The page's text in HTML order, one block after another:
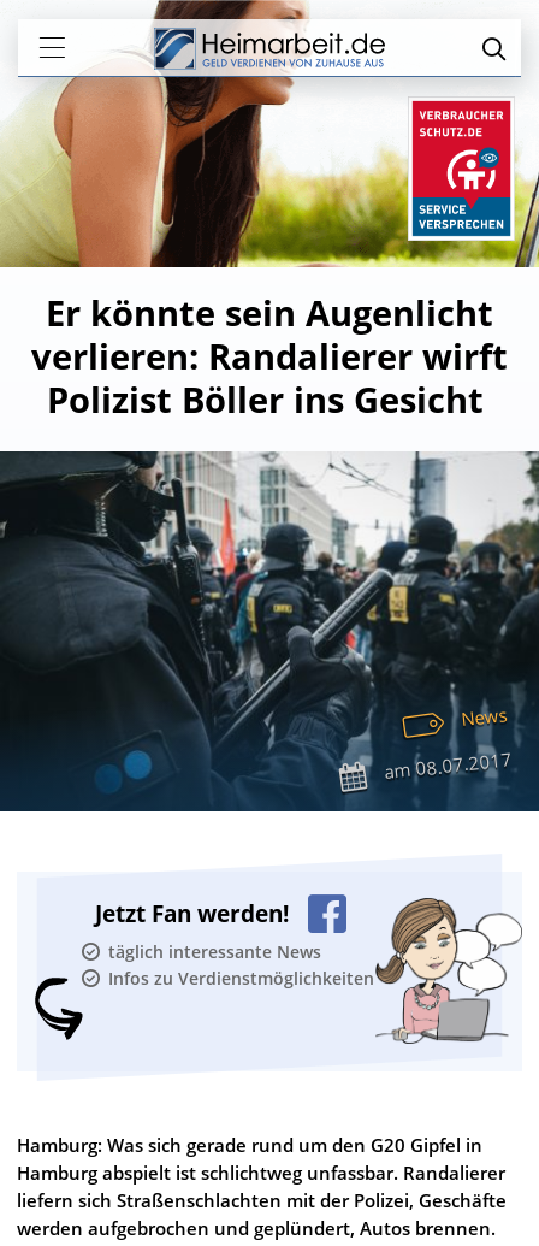
Er könnte sein Augenlicht
verlieren: Randalierer wirft
Polizist Böller ins Gesicht
News
am08.07.2017
Jetzt Fan werden!
täglich interessante News
Infos zu Verdienstmöglichkeiten
Hamburg: Was sich gerade rund um den G20 Gipfel in
Hamburg abspielt ist schlichtweg unfassbar. Randalierer
liefern sich Straßenschlachten mit der Polizei, Geschäfte
werden aufgebrochen und geplündert, Autos brennen.